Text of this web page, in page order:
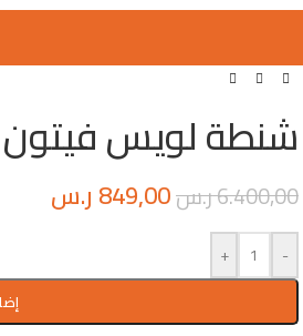
شنطة لويس فيتون LV
6.400,00ر.س849,00 ر.س
-
+